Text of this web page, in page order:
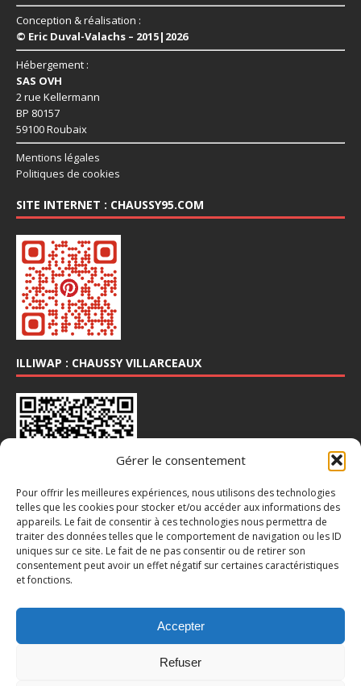
Gérer le consentement
Pour offrir les meilleures expériences, nous utilisons des technologies
telles que les cookies pour stocker et/ou accéder aux informations des
appareils. Le fait de consentir à ces technologies nous permettra de
traiter des données telles que le comportement de navigation ou les ID
uniques sur ce site. Le fait de ne pas consentir ou de retirer son
consentement peut avoir un effet négatif sur certaines caractéristiques
et fonctions.
Accepter
Refuser
Conception & réalisation :
© Eric Duval-Valachs – 2015|2026
Hébergement :
SAS OVH
2 rue Kellermann
BP 80157
59100 Roubaix
Mentions légales
Politiques de cookies
SITE INTERNET : CHAUSSY95.COM
ILLIWAP : CHAUSSY VILLARCEAUX
INSTA : @CHAUSSY_VILLARCEAUX